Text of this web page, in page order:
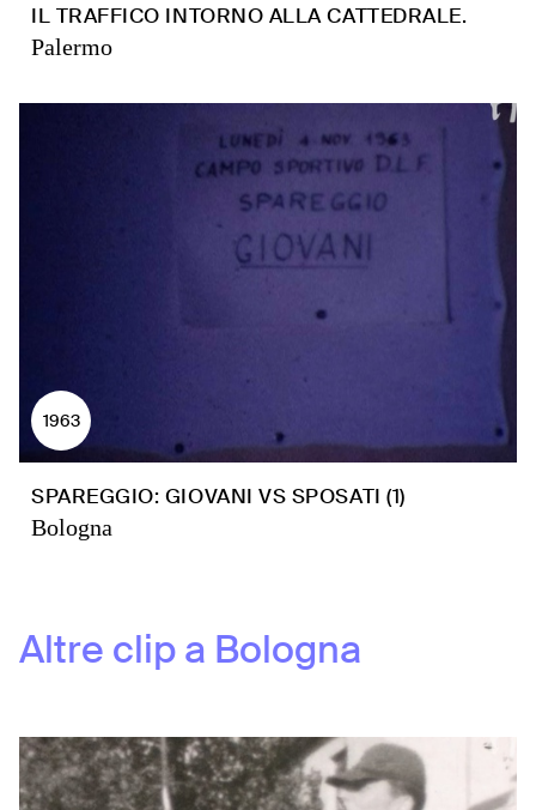
IL TRAFFICO INTORNO ALLA CATTEDRALE.
Palermo
1963
SPAREGGIO: GIOVANI VS SPOSATI (1)
Bologna
Altre clip a Bologna